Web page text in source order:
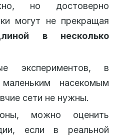
но достоверно
могут не прекращая
в несколько
экспериментов, в
насекомым
сети не нужны.
можно оценить
если в реальной